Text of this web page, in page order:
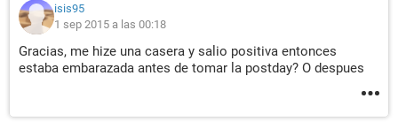
isis95
1 sep 2015 a las 00:18
Gracias, me hize una casera y salio positiva entonces
estaba embarazada antes de tomar la postday? O despues